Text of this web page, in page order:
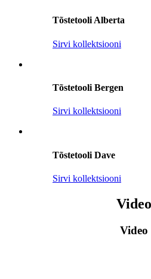
Tõstetooli Alberta
Sirvi kollektsiooni
Tõstetooli Bergen
Sirvi kollektsiooni
Tõstetooli Dave
Sirvi kollektsiooni
Video
Video